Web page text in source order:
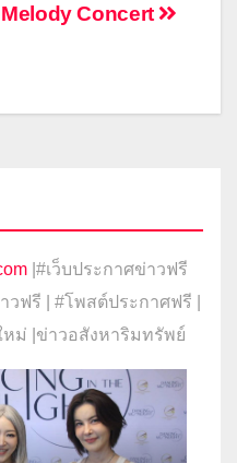
Melody Concert
|#เว็บประกาศข่าวฟรี
ฟรี | #โพสต์ประกาศฟรี |
หม่ |ข่าวอสังหาริมทรัพย์